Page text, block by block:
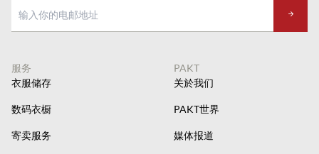
服务
衣服储存
数码衣橱
寄卖服务
PAKT
关於我们
PAKT世界
媒体报道